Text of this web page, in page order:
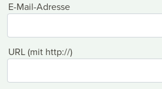
E-Mail-Adresse
URL (mit http://)